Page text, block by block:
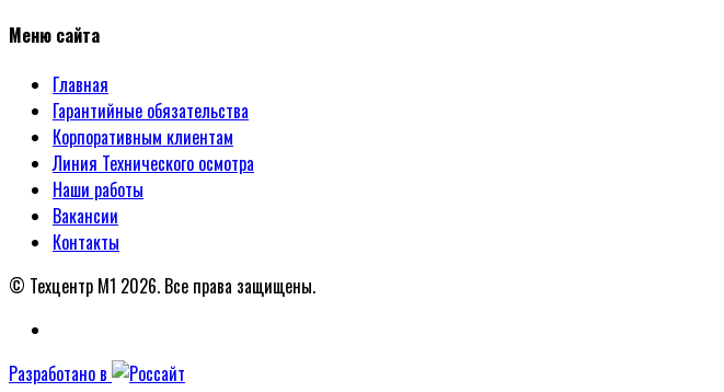
Меню сайта
Главная
Гарантийные обязательства
Корпоративным клиентам
Линия Технического осмотра
Наши работы
Вакансии
Контакты
© Техцентр М1 2026. Все права защищены.
Разработано в